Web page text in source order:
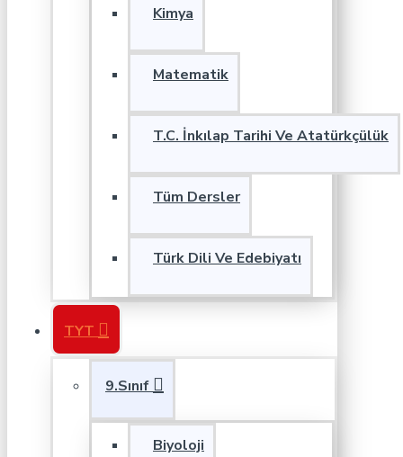
Kimya
Matematik
T.C. İnkılap Tarihi Ve Atatürkçülük
Tüm Dersler
Türk Dili Ve Edebiyatı
TYT
9.Sınıf
Biyoloji